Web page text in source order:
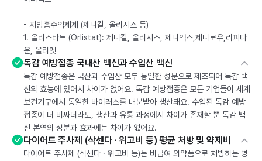
- 지방흡수억제제 (제니칼, 올리시스 등)
1. 올리스타트 (Orlistat): 제니칼, 올리시스, 제니엑스,제니로우,리피다
운, 올리엣
독감 예방접종 국내산 백신과 수입산 백신
독감 예방접종은 국산과 수입산 모두 동일한 성분으로 제조되어 독감 백
신의 효능에 있어서 차이가 없어요. 독감 예방접종은 모든 기업들이 세계
보건기구에서 동일한 바이러스를 배분받아 생산돼요. 수입된 독감 예방
접종이 더 비싸더라도, 생산과 유통 과정에서 차이가 존재할 뿐 독감 백
신 본연의 성분과 효과에는 차이가 없어요.
다이어트 주사제 (삭센다 · 위고비 등) 평균 처방 및 약제비
다이어트 주사제 (삭센다 · 위고비 등)는 비급여 의약품으로 처방하는 병